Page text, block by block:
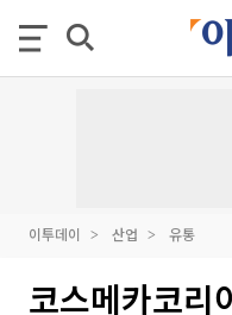
이투데이 산업 유통
코스메카코리